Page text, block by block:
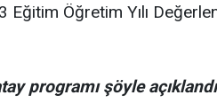
Öğretim Yılı
programı şöyle